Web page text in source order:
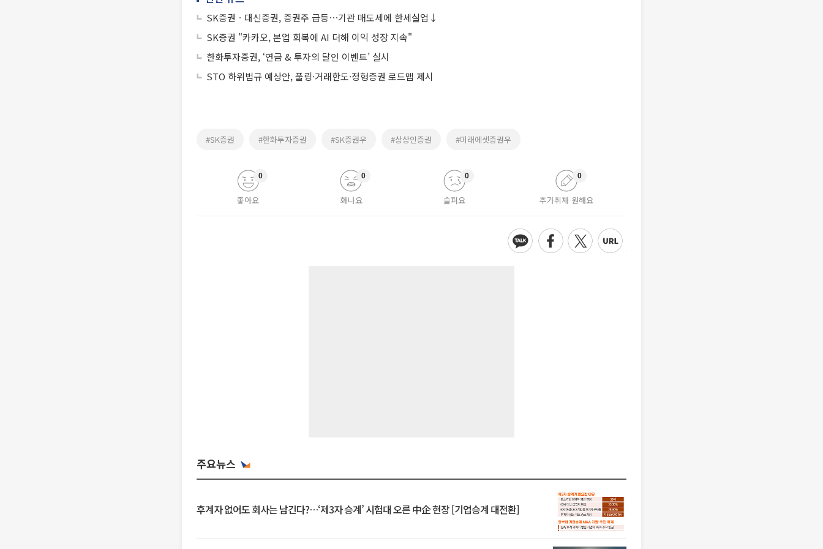
SK증권ㆍ대신증권, 증권주 급등⋯기관 매도세에 한세실업↓
SK증권 "카카오, 본업 회복에 AI 더해 이익 성장 지속"
한화투자증권, ‘연금 & 투자의 달인 이벤트’ 실시
STO 하위법규 예상안, 풀링·거래한도·정형증권 로드맵 제시
#SK증권 #한화투자증권 #SK증권우 #상상인증권 #미래에셋증권우
좋아요
0
화나요
0
슬퍼요
0
추가취재 원해요
0
주요뉴스
후계자 없어도 회사는 남긴다?…‘제3자 승계’ 시험대 오른 中企 현장 [기업승계 대전환]